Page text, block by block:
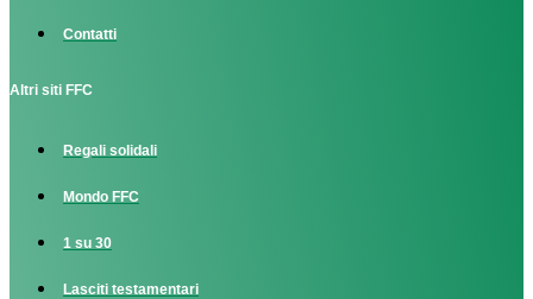
Contatti
Altri siti FFC
Regali solidali
Mondo FFC
1 su 30
Lasciti testamentari